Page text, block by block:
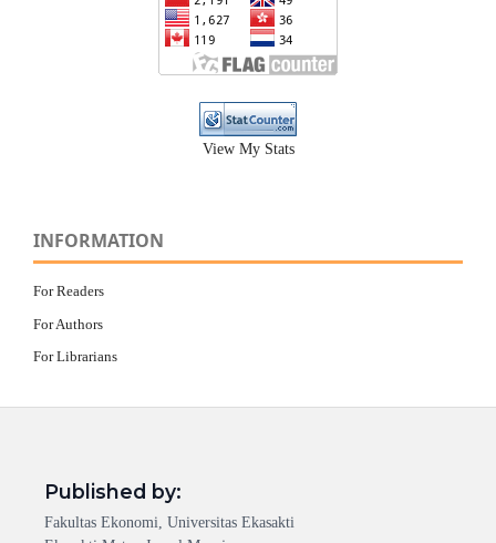
View My Stats
INFORMATION
For Readers
For Authors
For Librarians
Published by:
Fakultas Ekonomi, Universitas Ekasakti